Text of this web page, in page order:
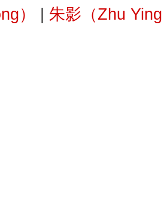
）
朱影（Zhu